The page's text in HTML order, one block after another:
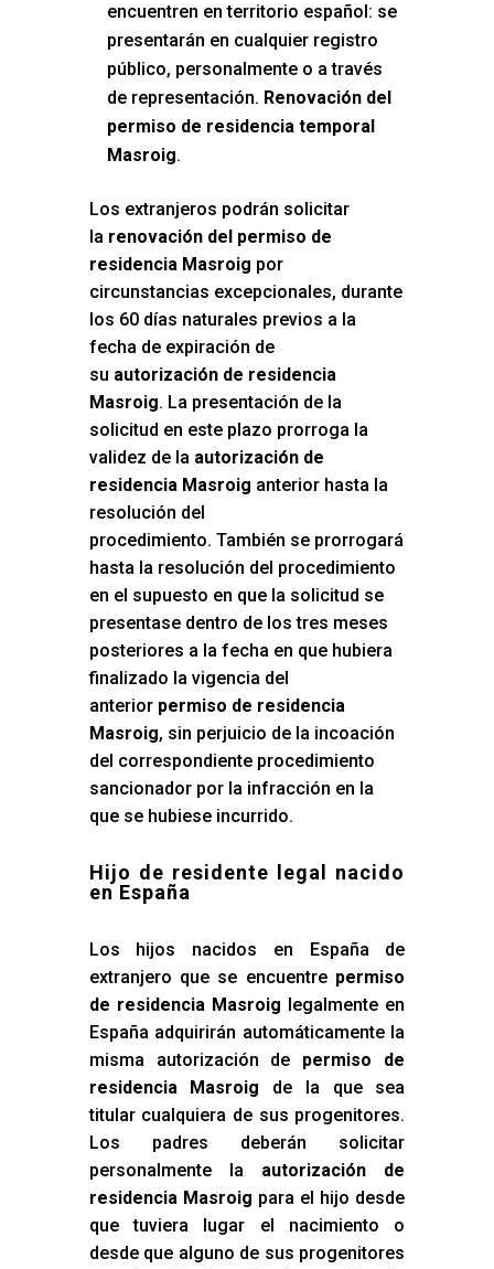
encuentren en territorio español: se
presentarán en cualquier registro
público, personalmente o a través
de representación. Renovación del
permiso de residencia temporal
Masroig.
Los extranjeros podrán solicitar
la renovación del permiso de
residencia Masroig por
circunstancias excepcionales, durante
los 60 días naturales previos a la
fecha de expiración de
su autorización de residencia
Masroig. La presentación de la
solicitud en este plazo prorroga la
validez de la autorización de
residencia Masroig anterior hasta la
resolución del
procedimiento. También se prorrogará
hasta la resolución del procedimiento
en el supuesto en que la solicitud se
presentase dentro de los tres meses
posteriores a la fecha en que hubiera
finalizado la vigencia del
anterior permiso de residencia
Masroig, sin perjuicio de la incoación
del correspondiente procedimiento
sancionador por la infracción en la
que se hubiese incurrido.
Hijo de residente legal nacido
en España
Los hijos nacidos en España de
extranjero que se encuentre permiso
de residencia Masroig legalmente en
España adquirirán automáticamente la
misma autorización de permiso de
residencia Masroig de la que sea
titular cualquiera de sus progenitores.
Los padres deberán solicitar
personalmente la autorización de
residencia Masroig para el hijo desde
que tuviera lugar el nacimiento o
desde que alguno de sus progenitores